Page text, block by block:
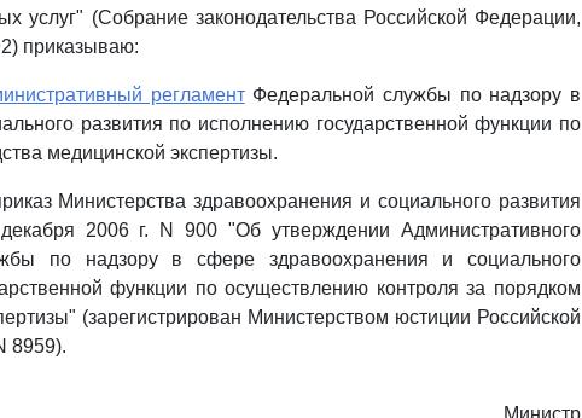
услуг" (Собрание законодательства Российской Федерации,
приказываю:
регламентФедеральной службы по надзору в
развития по исполнению государственной функции по
медицинской экспертизы.
Министерства здравоохранения и социального развития
2006 г. N 900 "Об утверждении Административного
по надзору в сфере здравоохранения и социального
функции по осуществлению контроля за порядком
(зарегистрирован Министерством юстиции Российской
8959).
Министр